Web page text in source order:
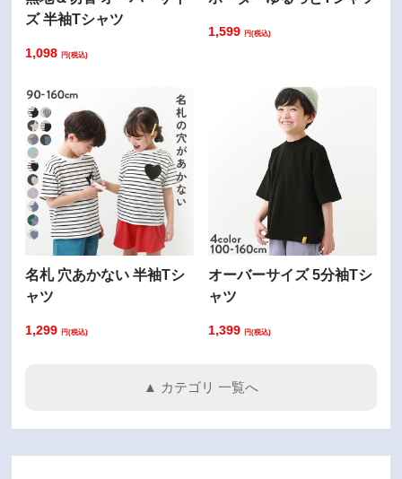
ズ 半袖Tシャツ
1,098円(税込)
1,599 円(税込)
名札 穴あかない 半袖Tシ
ャツ
1,299円(税込)
オーバーサイズ 5分袖Tシ
ャツ
1,399 円(税込)
▲ カテゴリ 一覧へ